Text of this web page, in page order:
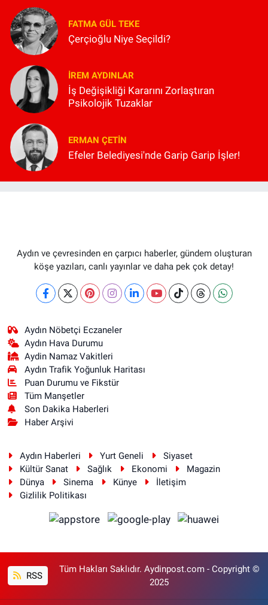
FATMA GÜL TEKE
Çerçioğlu Niye Seçildi?
İREM AYDINLAR
İş Değişikliği Kararını Zorlaştıran
Psikolojik Tuzaklar
ERMAN ÇETIN
Efeler Belediyesi'nde Garip Garip İşler!
Aydın ve çevresinden en çarpıcı haberler, gündem oluşturan
köşe yazıları, canlı yayınlar ve daha pek çok detay!
Aydın Nöbetçi Eczaneler
Aydın Hava Durumu
Aydin Namaz Vakitleri
Aydın Trafik Yoğunluk Haritası
Puan Durumu ve Fikstür
Tüm Manşetler
Son Dakika Haberleri
Haber Arşivi
Aydın Haberleri Yurt Geneli
Siyaset
Kültür Sanat
Sağlık Ekonomi
Magazin
Dünya
Sinema Künye
İletişim
Gizlilik Politikası
RSS
Tüm Hakları Saklıdır. Aydinpost.com - Copyright ©
2025